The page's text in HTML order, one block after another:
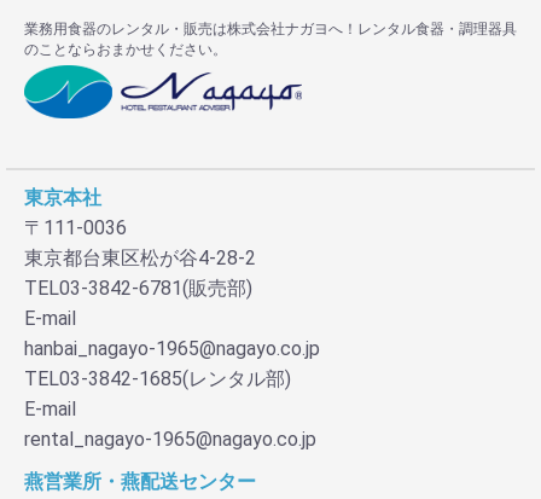
業務用食器のレンタル・販売は株式会社ナガヨへ！レンタル食器・調理器具
のことならおまかせください。
東京本社
〒111-0036
東京都台東区松が谷4-28-2
TEL03-3842-6781(販売部)
E-mail
hanbai_nagayo-1965@nagayo.co.jp
TEL03-3842-1685(レンタル部)
E-mail
rental_nagayo-1965@nagayo.co.jp
燕営業所・燕配送センター